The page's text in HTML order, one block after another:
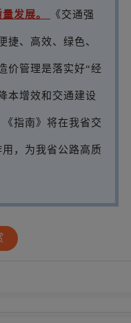
发展。 《交通强
捷、高效、绿色、
价管理是落实好“经
本增效和交通建设
指南》将在我省交
，为我省公路高质